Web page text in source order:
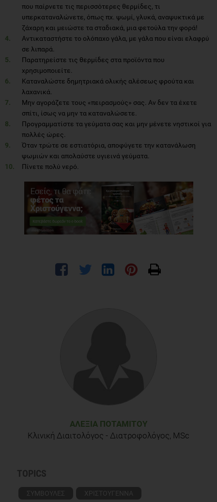
που παίρνετε τις περισσότερες θερμίδες, τι
υπερκαταναλώνετε, όπως πχ. ψωμί, γλυκά, αναψυκτικά με
ζάχαρη και μειώστε τα σταδιακά, μια φετούλα την φορά!
Αντικαταστήστε το ολόπαχο γάλα, με γάλα που είναι ελαφρύ
σε λιπαρά.
Παρατηρείστε τις θερμίδες στα προϊόντα που
χρησιμοποιείτε.
Καταναλώστε δημητριακά ολικής αλέσεως φρούτα και
λαχανικά.
Μην αγοράζετε τους «πειρασμούς» σας. Αν δεν τα έχετε
σπίτι, ίσως να μην τα καταναλώσετε.
Προγραμματίστε τα γεύματα σας και μην μένετε νηστικοί για
πολλές ώρες.
Όταν τρώτε σε εστιατόρια, αποφύγετε την κατανάλωση
ψωμιών και απολαύστε υγιεινά γεύματα.
Πίνετε πολύ νερό.
ΑΛΕΞΊΑ ΠΟΤΑΜΊΤΟΥ
Κλινική Διαιτολόγος - Διατροφολόγος, MSc
TOPICS
ΣΥΜΒΟΥΛΕΣ ΧΡΙΣΤΟΥΓΕΝΝΑ